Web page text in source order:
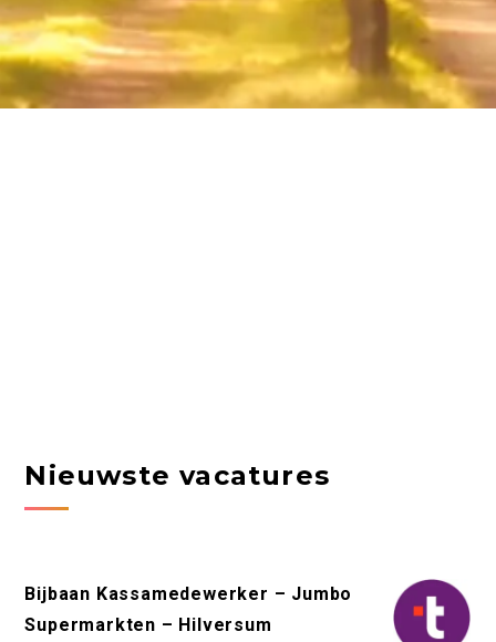
Nieuwste vacatures
Bijbaan Kassamedewerker – Jumbo
Supermarkten – Hilversum